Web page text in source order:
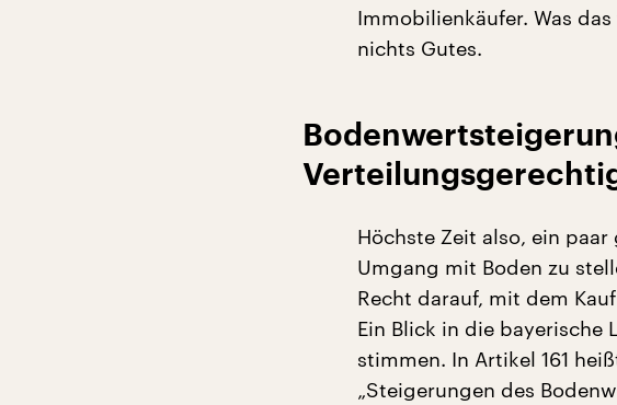
Immobilienkäufer. Was
nichts Gutes.
Höchste Zeit also, ein
Umgang mit Boden zu
Recht darauf, mit dem
Ein Blick in die bayerische
stimmen. In Artikel 161
„Steigerungen des